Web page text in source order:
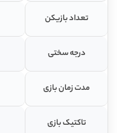
تعداد بازیکن
درجه سختی
مدت زمان بازی
تاکتیک بازی